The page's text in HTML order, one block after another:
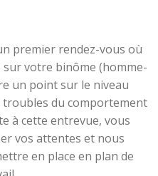
premier rendez-vous où
votre binôme (homme-
un point sur le niveau
du comportement
à cette entrevue, vous
vos attentes et nous
en place en plan de